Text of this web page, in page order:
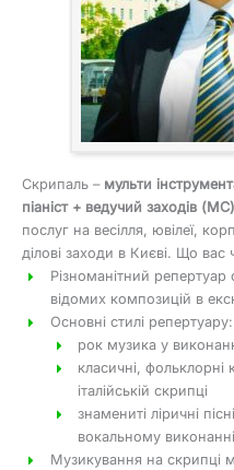
Скрипаль – мульти
піаніст + ведучий заходів
послуг на весілля, ювілеї,
ділові заходи в Києві. Що вас
Різноманітний репертуар
відомих композицій в
Основні стилі репертуару:
рок музика у
класичні, фольклорні
італійській скрипці
знамениті ліричні
вокальному виконанні
Музикування на скрипці